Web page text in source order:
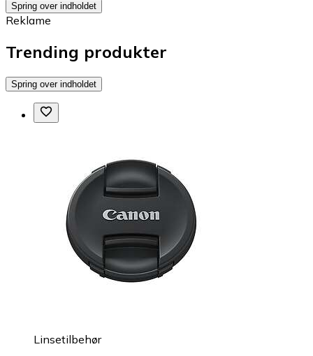
Spring over indholdet
Reklame
Trending produkter
Spring over indholdet
Linsetilbehør